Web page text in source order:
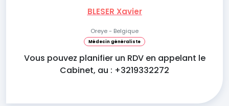
BLESER Xavier
Oreye - Belgique
Médecin généraliste
Vous pouvez planifier un RDV en appelant le
Cabinet, au : +3219332272